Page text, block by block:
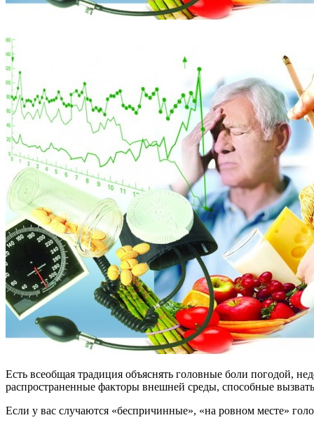
Есть всеобщая традиция объяснять головные боли погодой,
распространенные факторы внешней среды, способные
Если у вас случаются «беспричинные», «на ровном месте»